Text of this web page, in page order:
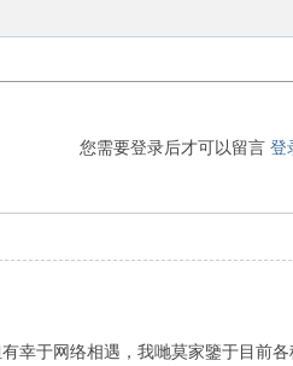
您需要登录后才可以留言登
幸于网络相遇，我哋莫家鑒于目前